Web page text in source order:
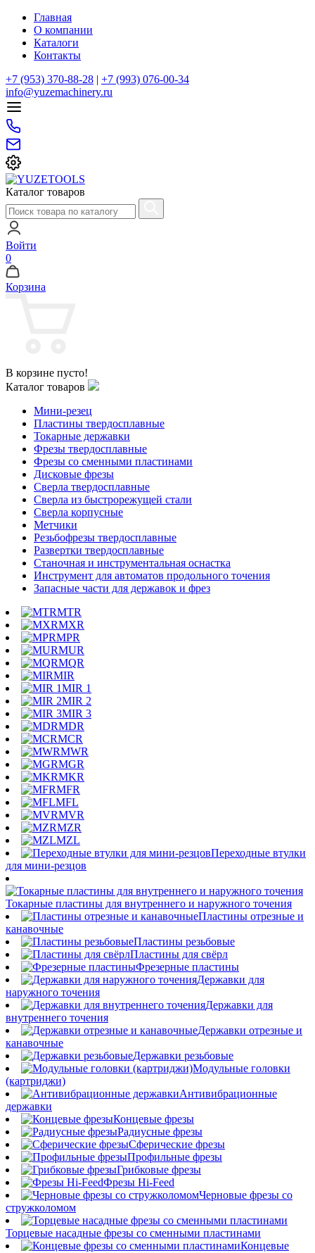
Главная
О компании
Каталоги
Контакты
+7 (953) 370-88-28 | +7 (993) 076-00-34
info@yuzemachinery.ru
Каталог товаров
Войти
0
Корзина
В корзине пусто!
Каталог товаров
Мини-резец
Пластины твердосплавные
Токарные державки
Фрезы твердосплавные
Фрезы со сменными пластинами
Дисковые фрезы
Сверла твердосплавные
Сверла из быстрорежущей стали
Сверла корпусные
Метчики
Резьбофрезы твердосплавные
Развертки твердосплавные
Станочная и инструментальная оснастка
Инструмент для автоматов продольного точения
Запасные части для державок и фрез
MTR
MXR
MPR
MUR
MQR
MIR
MIR 1
MIR 2
MIR 3
MDR
MCR
MWR
MGR
MKR
MFR
MFL
MVR
MZR
MZL
Переходные втулки
для мини-резцов
Токарные пластины для внутреннего и наружного точения
Пластины отрезные и
канавочные
Пластины резьбовые
Пластины для свёрл
Фрезерные пластины
Державки для
наружного точения
Державки для
внутреннего точения
Державки отрезные и
канавочные
Державки резьбовые
Модульные головки
(картриджи)
Антивибрационные
державки
Концевые фрезы
Радиусные фрезы
Сферические фрезы
Профильные фрезы
Грибковые фрезы
Фрезы Hi-Feed
Черновые фрезы со
стружколомом
Торцевые насадные фрезы со сменными пластинами
Концевые